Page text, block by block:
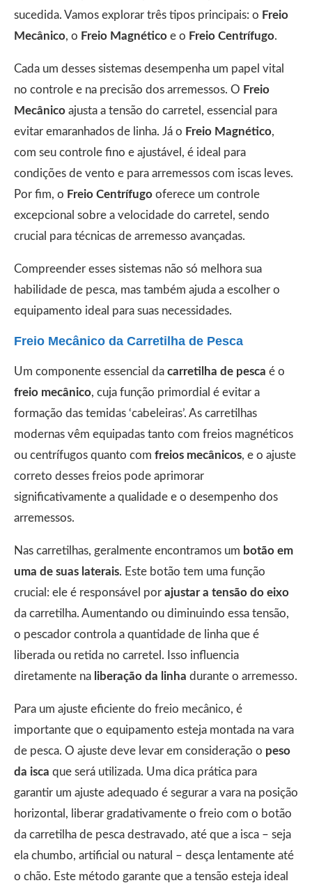
sucedida. Vamos explorar três tipos principais: o Freio
Mecânico, o Freio Magnético e o Freio Centrífugo.
Cada um desses sistemas desempenha um papel vital
no controle e na precisão dos arremessos. O Freio
Mecânico ajusta a tensão do carretel, essencial para
evitar emaranhados de linha. Já o Freio Magnético,
com seu controle fino e ajustável, é ideal para
condições de vento e para arremessos com iscas leves.
Por fim, o Freio Centrífugo oferece um controle
excepcional sobre a velocidade do carretel, sendo
crucial para técnicas de arremesso avançadas.
Compreender esses sistemas não só melhora sua
habilidade de pesca, mas também ajuda a escolher o
equipamento ideal para suas necessidades.
Freio Mecânico da Carretilha de Pesca
Um componente essencial da carretilha de pesca é o
freio mecânico, cuja função primordial é evitar a
formação das temidas ‘cabeleiras’. As carretilhas
modernas vêm equipadas tanto com freios magnéticos
ou centrífugos quanto com freios mecânicos, e o ajuste
correto desses freios pode aprimorar
significativamente a qualidade e o desempenho dos
arremessos.
Nas carretilhas, geralmente encontramos um botão em
uma de suas laterais. Este botão tem uma função
crucial: ele é responsável por ajustar a tensão do eixo
da carretilha. Aumentando ou diminuindo essa tensão,
o pescador controla a quantidade de linha que é
liberada ou retida no carretel. Isso influencia
diretamente na liberação da linha durante o arremesso.
Para um ajuste eficiente do freio mecânico, é
importante que o equipamento esteja montada na vara
de pesca. O ajuste deve levar em consideração o peso
da isca que será utilizada. Uma dica prática para
garantir um ajuste adequado é segurar a vara na posição
horizontal, liberar gradativamente o freio com o botão
da carretilha de pesca destravado, até que a isca – seja
ela chumbo, artificial ou natural – desça lentamente até
o chão. Este método garante que a tensão esteja ideal